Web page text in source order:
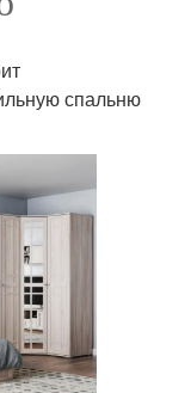
спальню